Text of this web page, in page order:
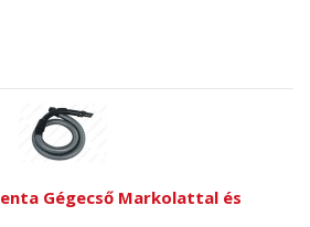
Gégecső Markolattal és